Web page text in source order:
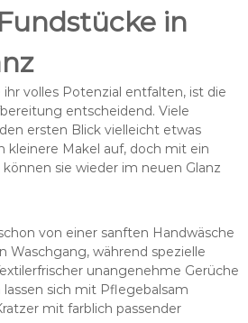
in
volles Potenzial entfalten, ist die
entscheidend. Viele
ersten Blick vielleicht etwas
kleinere Makel auf, doch mit ein
sie wieder im neuen Glanz
von einer sanften Handwäsche
Waschgang, während spezielle
unangenehme Gerüche
sich mit Pflegebalsam
mit farblich passender